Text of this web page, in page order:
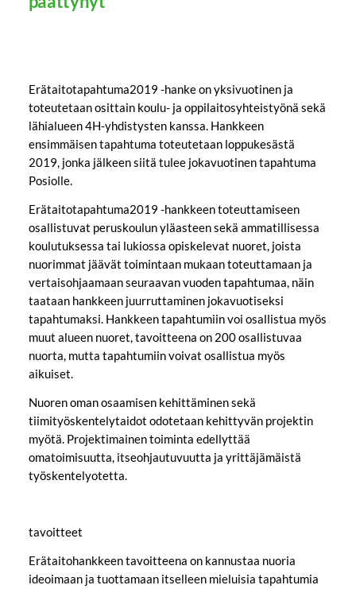
Erätaitotapahtuma2019 -hanke on yksivuotinen ja
toteutetaan osittain koulu- ja oppilaitosyhteistyönä sekä
lähialueen 4H-yhdistysten kanssa. Hankkeen
ensimmäisen tapahtuma toteutetaan loppukesästä
2019, jonka jälkeen siitä tulee jokavuotinen tapahtuma
Posiolle.
Erätaitotapahtuma2019 -hankkeen toteuttamiseen
osallistuvat peruskoulun yläasteen sekä ammatillisessa
koulutuksessa tai lukiossa opiskelevat nuoret, joista
nuorimmat jäävät toimintaan mukaan toteuttamaan ja
vertaisohjaamaan seuraavan vuoden tapahtumaa, näin
taataan hankkeen juurruttaminen jokavuotiseksi
tapahtumaksi. Hankkeen tapahtumiin voi osallistua myös
muut alueen nuoret, tavoitteena on 200 osallistuvaa
nuorta, mutta tapahtumiin voivat osallistua myös
aikuiset.
Nuoren oman osaamisen kehittäminen sekä
tiimityöskentelytaidot odotetaan kehittyvän projektin
myötä. Projektimainen toiminta edellyttää
omatoimisuutta, itseohjautuvuutta ja yrittäjämäistä
työskentelyotetta.
tavoitteet
Erätaitohankkeen tavoitteena on kannustaa nuoria
ideoimaan ja tuottamaan itselleen mieluisia tapahtumia